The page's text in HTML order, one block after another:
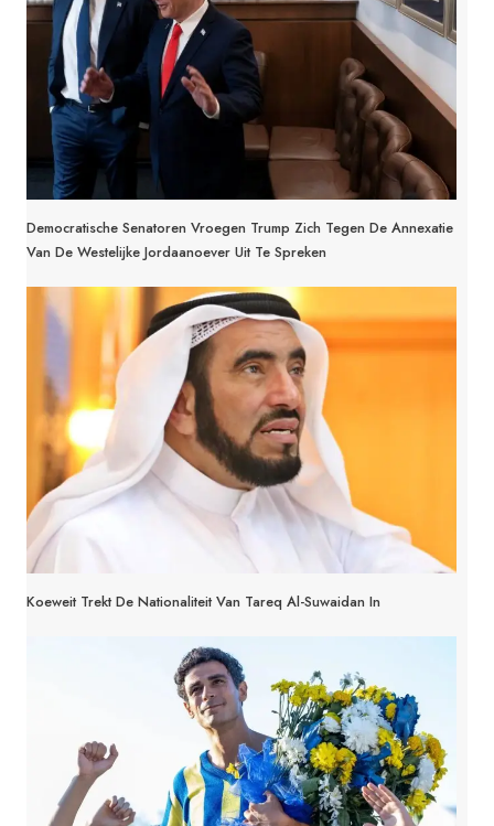
Democratische Senatoren Vroegen Trump Zich Tegen De Annexatie
Van De Westelijke Jordaanoever Uit Te Spreken
Koeweit Trekt De Nationaliteit Van Tareq Al-Suwaidan In